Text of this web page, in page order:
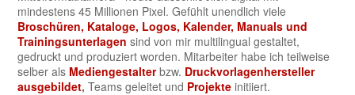
mindestens 45 Millionen Pixel. Gefühlt unendlich viele
Broschüren, Kataloge, Logos, Kalender, Manuals und
Trainingsunterlagen sind von mir multilingual gestaltet,
gedruckt und produziert worden. Mitarbeiter habe ich teilweise
selber als Mediengestalterbzw. Druckvorlagenhersteller
ausgebildet, Teams geleitet und Projekte initiiert.